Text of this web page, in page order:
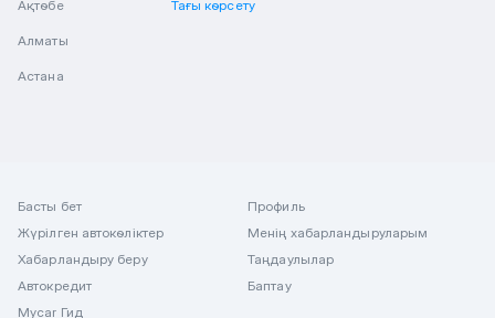
Ақтөбе
Алматы
Астана
Тағы көрсету
Басты бет
Жүрілген автокөліктер
Хабарландыру беру
Автокредит
Mycar Гид
Профиль
Менің хабарландыруларым
Таңдаулылар
Баптау